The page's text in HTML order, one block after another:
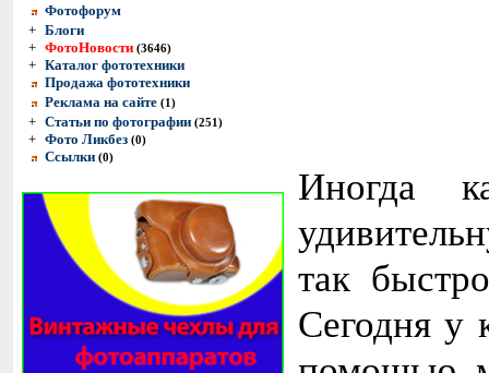
Фотофорум
+ Блоги
+ ФотоНовости (3646)
+ Каталог фототехники
Продажа фототехники
Реклама на сайте (1)
+ Статьи по фотографии (251)
+ Фото Ликбез (0)
Ссылки (0)
Иногда
так
Сегодня у